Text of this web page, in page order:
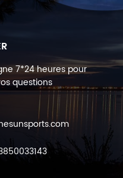
7*24 heures pour
questions